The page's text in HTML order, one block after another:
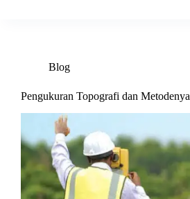
Blog
Pengukuran Topografi dan Metodenya